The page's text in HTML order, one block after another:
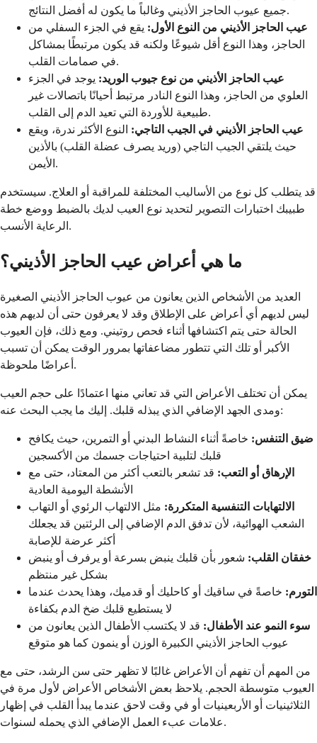
جميع عيوب الحاجز الأذيني وغالباً ما يكون له أفضل النتائج.
عيب الحاجز الأذيني من النوع الأول: يقع في الجزء السفلي من
الحاجز، وهذا النوع أقل شيوعًا ولكنه قد يكون مرتبطًا بمشاكل
في صمامات القلب.
عيب الحاجز الأذيني من نوع جيوب الوريد: يوجد في الجزء
العلوي من الحاجز، وهذا النوع النادر مرتبط أحيانًا باتصالات غير
طبيعية للأوردة التي تعيد الدم إلى القلب.
عيب الحاجز الأذيني في الجيب التاجي: النوع الأكثر ندرة، ويقع
حيث يلتقي الجيب التاجي (وريد يصرف عضلة القلب) بالأذين
الأيمن.
قد يتطلب كل نوع من الأساليب المختلفة للمراقبة أو العلاج. سيستخدم
طبيبك اختبارات التصوير لتحديد نوع العيب لديك بالضبط ووضع خطة
الرعاية الأنسب.
ما هي أعراض عيب الحاجز الأذيني؟
العديد من الأشخاص الذين يعانون من عيوب الحاجز الأذيني الصغيرة
ليس لديهم أي أعراض على الإطلاق وقد لا يعرفون حتى أن لديهم هذه
الحالة حتى يتم اكتشافها أثناء فحص روتيني. ومع ذلك، فإن العيوب
الأكبر أو تلك التي تتطور مضاعفاتها بمرور الوقت يمكن أن تسبب
أعراضًا ملحوظة.
يمكن أن تختلف الأعراض التي قد تعاني منها اعتمادًا على حجم العيب
ومدى الجهد الإضافي الذي يبذله قلبك. إليك ما يجب البحث عنه:
ضيق التنفس: خاصةً أثناء النشاط البدني أو التمرين، حيث يكافح
قلبك لتلبية احتياجات جسمك من الأكسجين
الإرهاق أو التعب: قد تشعر بالتعب أكثر من المعتاد، حتى مع
الأنشطة اليومية العادية
الالتهابات التنفسية المتكررة: مثل الالتهاب الرئوي أو التهاب
الشعب الهوائية، لأن تدفق الدم الإضافي إلى الرئتين قد يجعلك
أكثر عرضة للإصابة
خفقان القلب: شعور بأن قلبك ينبض بسرعة أو يرفرف أو ينبض
بشكل غير منتظم
التورم: خاصةً في ساقيك أو كاحليك أو قدميك، وهذا يحدث عندما
لا يستطيع قلبك ضخ الدم بكفاءة
سوء النمو عند الأطفال: قد لا يكتسب الأطفال الذين يعانون من
عيوب الحاجز الأذيني الكبيرة الوزن أو ينمون كما هو متوقع
من المهم أن تفهم أن الأعراض غالبًا لا تظهر حتى سن الرشد، حتى مع
العيوب متوسطة الحجم. يلاحظ بعض الأشخاص الأعراض لأول مرة في
الثلاثينيات أو الأربعينيات أو في وقت لاحق عندما يبدأ القلب في إظهار
علامات عبء العمل الإضافي الذي يحمله لسنوات.